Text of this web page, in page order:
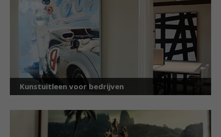
Kunstuitleen voor bedrijven